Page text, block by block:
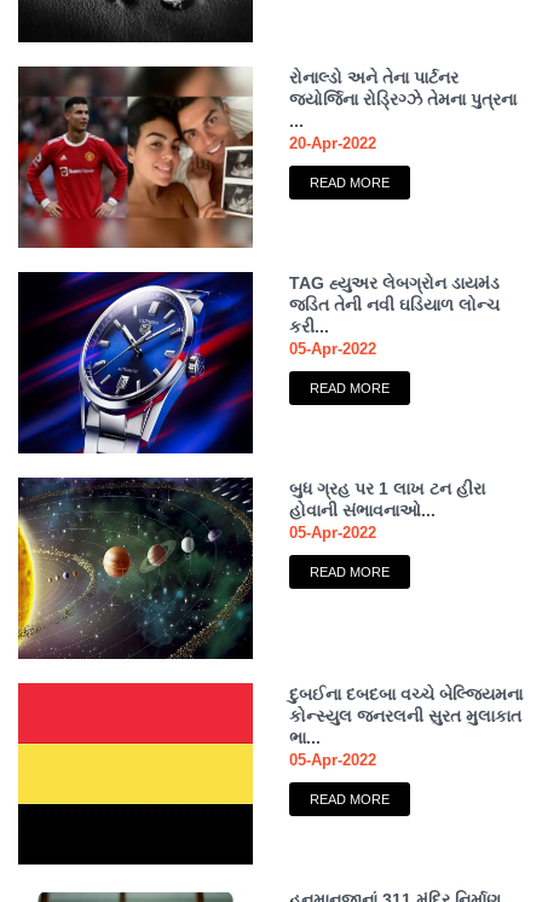
રોનાલ્ડો અને તેના પાર્ટનર
જ્યોર્જિના રોડ્રિગ્ઝે તેમના પુત્રના
...
20-Apr-2022
READ MORE
TAG હ્યુઅર લેબગ્રોન ડાયમંડ
જડિત તેની નવી ઘડિયાળ લોન્ચ
કરી...
05-Apr-2022
READ MORE
બુધ ગ્રહ પર 1 લાખ ટન હીરા
હોવાની સંભાવનાઓ...
05-Apr-2022
READ MORE
દુબઈના દબદબા વચ્ચે બેલ્જિયમના
કોન્સ્યુલ જનરલની સુરત મુલાકાત
ભા...
05-Apr-2022
READ MORE